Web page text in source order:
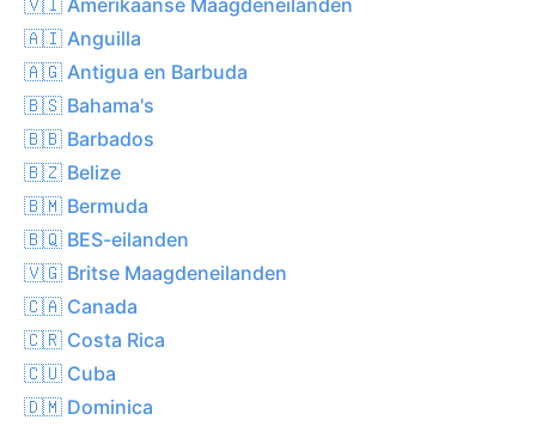
🇦🇮 Anguilla
🇦🇬 Antigua en Barbuda
🇧🇸 Bahama's
🇧🇧 Barbados
🇧🇿 Belize
🇧🇲 Bermuda
🇧🇶 BES-eilanden
🇻🇬 Britse Maagdeneilanden
🇨🇦 Canada
🇨🇷 Costa Rica
🇨🇺 Cuba
🇩🇲 Dominica